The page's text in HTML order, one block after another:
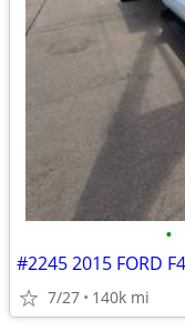
•
7/27 140k mi